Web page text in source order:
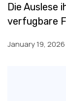
Die Auslese
verfugbare
January 19, 2026